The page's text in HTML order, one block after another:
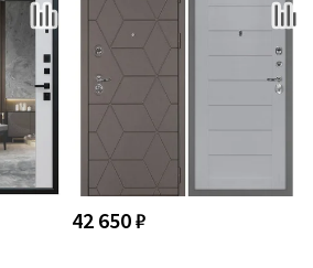
42 650 ₽